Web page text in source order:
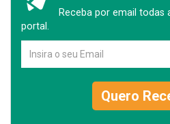
Receba por email todas
portal.
Quero